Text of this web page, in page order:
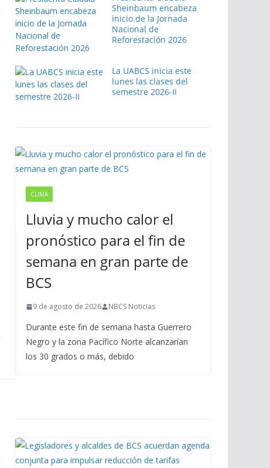
Sheinbaum encabeza
inicio de la Jornada
Nacional de
Reforestación 2026
La UABCS inicia este
lunes las clases del
semestre 2026-II
CLIMA
Lluvia y mucho calor el
pronóstico para el fin de
semana en gran parte de
BCS
9 de agosto de 2026 NBCS Noticias
Durante este fin de semana hasta Guerrero
Negro y la zona Pacífico Norte alcanzarían
los 30 grados o más, debido